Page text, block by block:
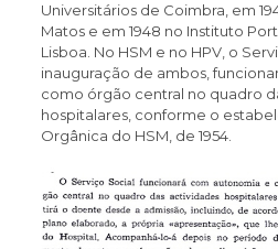
Universitários de Coimbra, em
Matos e em 1948 no Instituto
Lisboa. No HSM e no HPV, o
inauguração de ambos,
como órgão central no quadro
hospitalares, conforme o
Orgânica do HSM, de 1954.